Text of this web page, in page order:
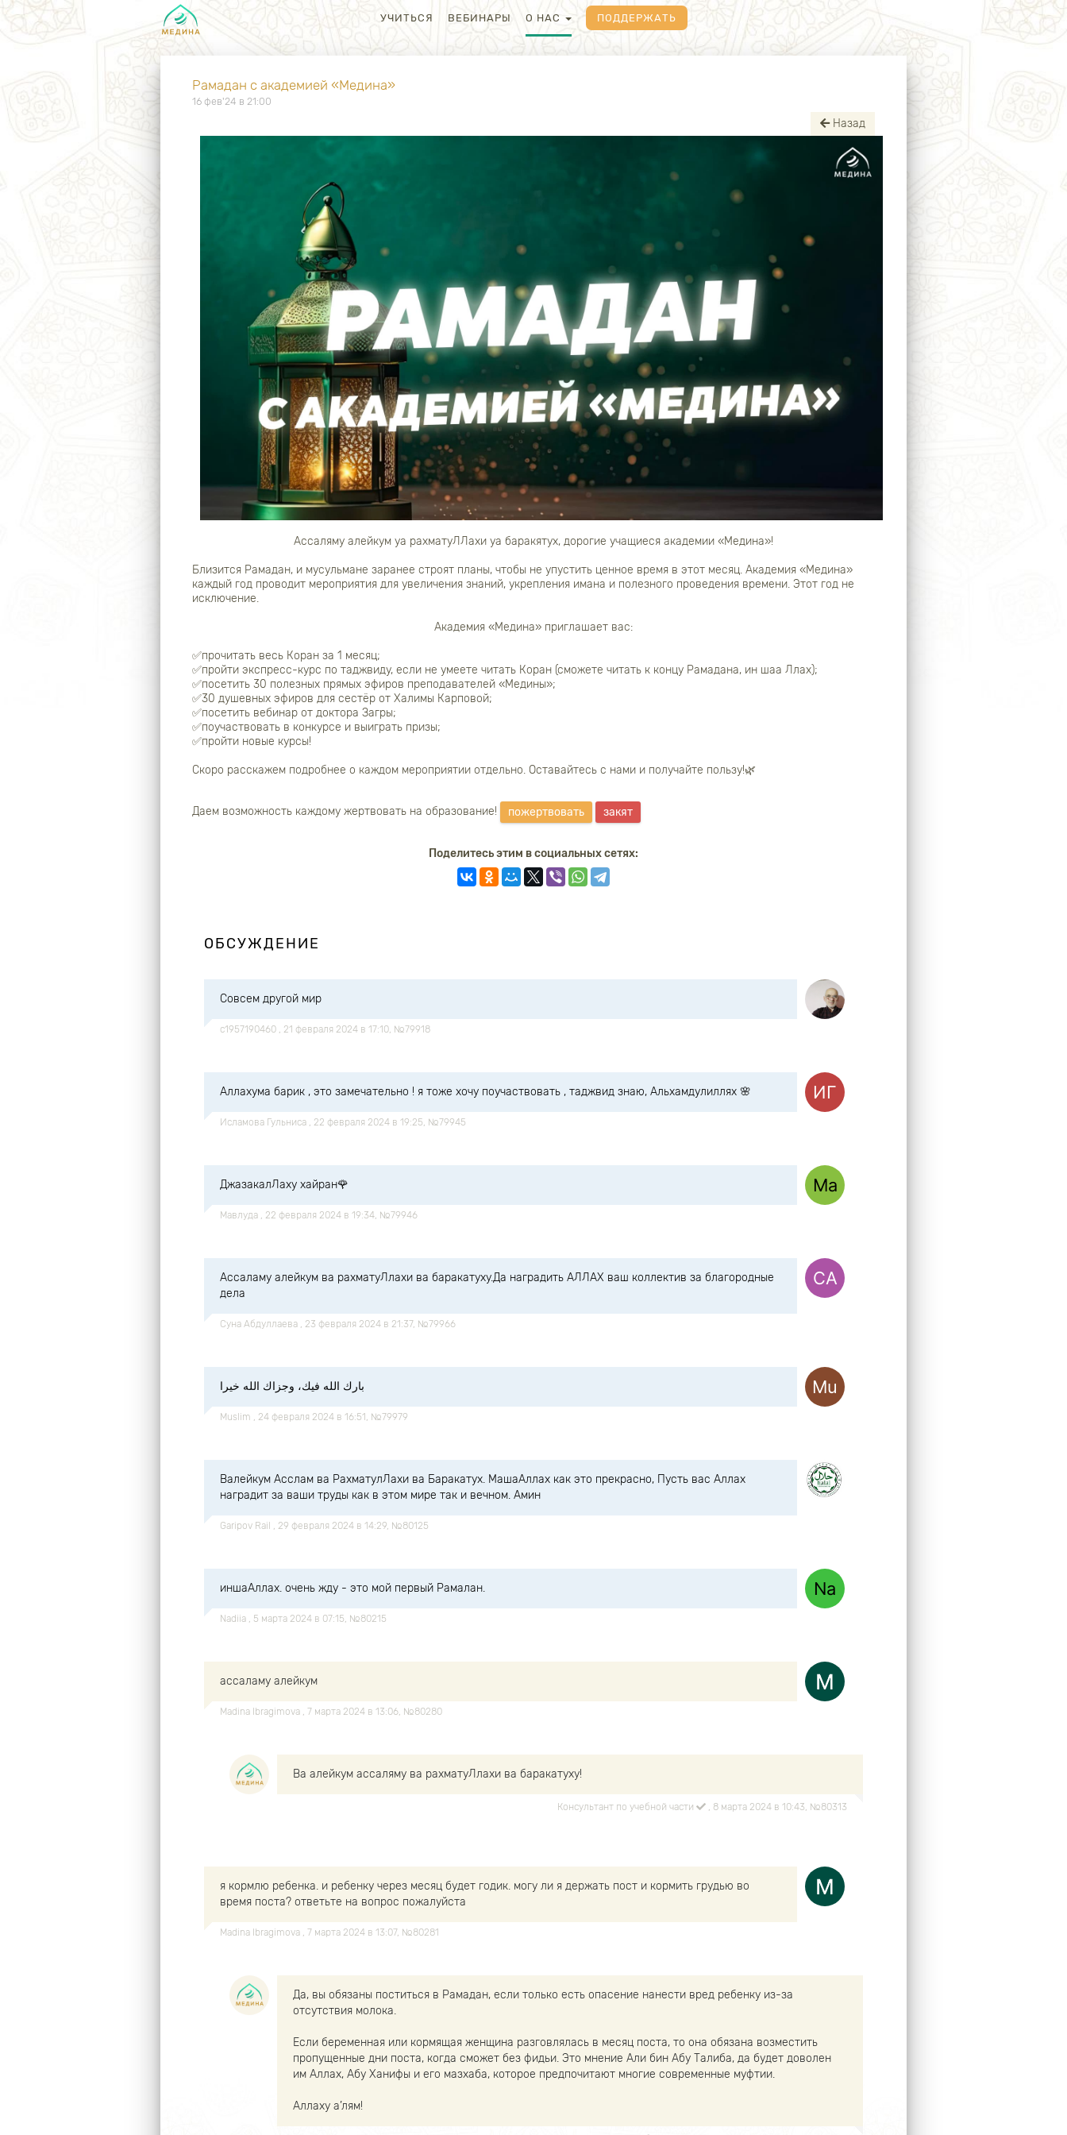
УЧИТЬСЯ ВЕБИНАРЫ О НАС ПОДДЕРЖАТЬ
Рамадан с академией «Медина»
16 фев'24 в 21:00
Назад
Ассаляму алейкум уа рахматуЛЛахи уа баракятух, дорогие учащиеся академии «Медина»!
Близится Рамадан, и мусульмане заранее строят планы, чтобы не упустить ценное время в этот месяц. Академия «Медина»
каждый год проводит мероприятия для увеличения знаний, укрепления имана и полезного проведения времени. Этот год не
исключение.
Академия «Медина» приглашает вас:
✅прочитать весь Коран за 1 месяц;
✅пройти экспресс-курс по таджвиду, если не умеете читать Коран (сможете читать к концу Рамадана, ин шаа Ллах);
✅посетить 30 полезных прямых эфиров преподавателей «Медины»;
✅30 душевных эфиров для сестёр от Халимы Карповой;
✅посетить вебинар от доктора Загры;
✅поучаствовать в конкурсе и выиграть призы;
✅пройти новые курсы!
Скоро расскажем подробнее о каждом мероприятии отдельно. Оставайтесь с нами и получайте пользу!🌿
Даем возможность каждому жертвовать на образование! пожертвовать закят
Поделитесь этим в социальных сетях:
ОБСУЖДЕНИЕ
Совсем другой мир
c1957190460 , 21 февраля 2024 в 17:10, №79918
Аллахума барик , это замечательно ! я тоже хочу поучаствовать , таджвид знаю, Альхамдулиллях 🌸
Исламова Гульниса , 22 февраля 2024 в 19:25, №79945
ДжазакалЛаху хайран🌹
Мавлуда , 22 февраля 2024 в 19:34, №79946
Ассаламу алейкум ва рахматуЛлахи ва баракатуху.Да наградить АЛЛАХ ваш коллектив за благородные
дела
Суна Абдуллаева , 23 февраля 2024 в 21:37, №79966
بارك الله فيك، وجزاك الله خيرا
Muslim , 24 февраля 2024 в 16:51, №79979
Валейкум Асслам ва РахматулЛахи ва Баракатух. МашаАллах как это прекрасно, Пусть вас Аллах
наградит за ваши труды как в этом мире так и вечном. Амин
Garipov Rail , 29 февраля 2024 в 14:29, №80125
иншаАллах. очень жду - это мой первый Рамалан.
Nadiia , 5 марта 2024 в 07:15, №80215
ассаламу алейкум
Madina Ibragimova , 7 марта 2024 в 13:06, №80280
Ва алейкум ассаляму ва рахматуЛлахи ва баракатуху!
Консультант по учебной части , 8 марта 2024 в 10:43, №80313
я кормлю ребенка. и ребенку через месяц будет годик. могу ли я держать пост и кормить грудью во
время поста? ответьте на вопрос пожалуйста
Madina Ibragimova , 7 марта 2024 в 13:07, №80281
Да, вы обязаны поститься в Рамадан, если только есть опасение нанести вред ребенку из-за
отсутствия молока.
Если беременная или кормящая женщина разговлялась в месяц поста, то она обязана возместить
пропущенные дни поста, когда сможет без фидьи. Это мнение Али бин Абу Талиба, да будет доволен
им Аллах, Абу Ханифы и его мазхаба, которое предпочитают многие современные муфтии.
Аллаху а’лям!